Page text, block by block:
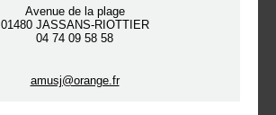
Avenue de la plage
01480 JASSANS-RIOTTIER
04 74 09 58 58
amusj@orange.fr